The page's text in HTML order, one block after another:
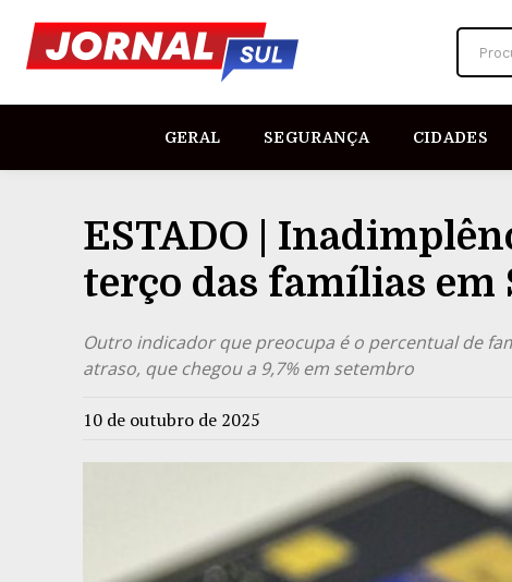
GERAL SEGURANÇA CIDADES
ESTADO |
terço das famílias em
Outro indicador que preocupa é o percentual de
atraso, que chegou a 9,7% em setembro
10 de outubro de 2025